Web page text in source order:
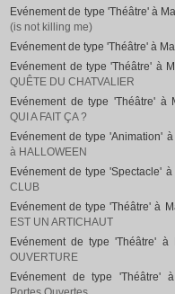
Evénement de type 'Théâtre' à
(is not killing me)
Evénement de type 'Théâtre' à
Evénement de type 'Théâtre' à
QUÊTE DU CHATVALIER
Evénement de type 'Théâtre' à
QUI A FAIT ÇA ?
Evénement de type 'Animation'
à HALLOWEEN
Evénement de type 'Spectacle'
CLUB
Evénement de type 'Théâtre' à
EST UN ARTICHAUT
Evénement de type 'Théâtre' à
OUVERTURE
Evénement de type 'Théâtre'